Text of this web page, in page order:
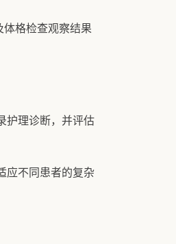
格检查观察结果
护理诊断，并评估
应不同患者的复杂